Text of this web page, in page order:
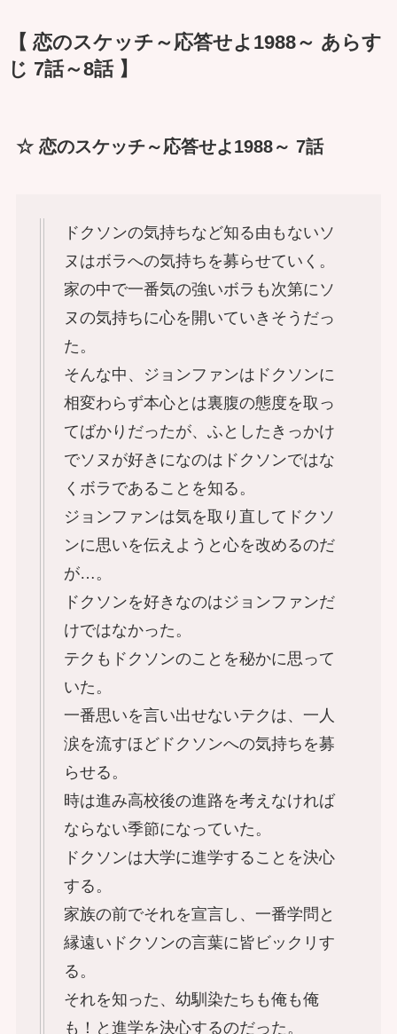
【 恋のスケッチ～応答せよ1988～ あらす
じ 7話～8話 】
☆ 恋のスケッチ～応答せよ1988～ 7話
ドクソンの気持ちなど知る由もないソ
ヌはボラへの気持ちを募らせていく。
家の中で一番気の強いボラも次第にソ
ヌの気持ちに心を開いていきそうだっ
た。
そんな中、ジョンファンはドクソンに
相変わらず本心とは裏腹の態度を取っ
てばかりだったが、ふとしたきっかけ
でソヌが好きになのはドクソンではな
くボラであることを知る。
ジョンファンは気を取り直してドクソ
ンに思いを伝えようと心を改めるのだ
が…。
ドクソンを好きなのはジョンファンだ
けではなかった。
テクもドクソンのことを秘かに思って
いた。
一番思いを言い出せないテクは、一人
涙を流すほどドクソンへの気持ちを募
らせる。
時は進み高校後の進路を考えなければ
ならない季節になっていた。
ドクソンは大学に進学することを決心
する。
家族の前でそれを宣言し、一番学問と
縁遠いドクソンの言葉に皆ビックリす
る。
それを知った、幼馴染たちも俺も俺
も！と進学を決心するのだった。